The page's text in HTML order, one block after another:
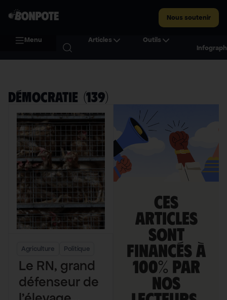
Nous soutenir
Menu Articles
Outils
Démocratie (139)
Agriculture Politique
Le RN, grand
défenseur de
Ces
articles
sont
financés à
100% par
nos